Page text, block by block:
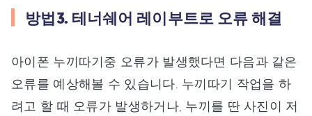
방법3. 테너쉐어 레이부트로 오류 해결
아이폰 누끼따기중 오류가 발생했다면 다음과 같은
오류를 예상해볼 수 있습니다. 누끼따기 작업을 하
려고 할 때 오류가 발생하거나, 누끼를 딴 사진이 저